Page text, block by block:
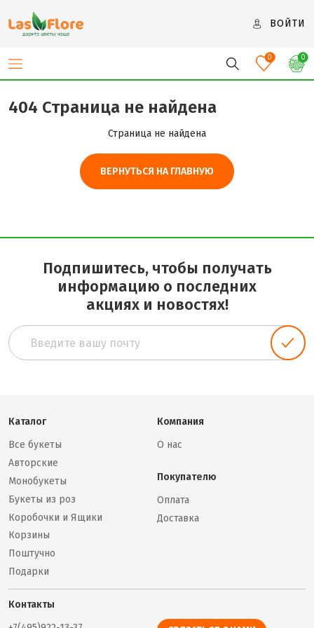
ВОЙТИ
0 0
404 Страница не найдена
Страница не найдена
ВЕРНУТЬСЯ НА ГЛАВНУЮ
Подпишитесь, чтобы получать
информацию о последних
акциях и новостях!
Каталог
Все букеты
Авторские
Монобукеты
Букеты из роз
Коробочки и Ящики
Корзины
Поштучно
Подарки
Компания
О нас
Покупателю
Оплата
Доставка
Контакты